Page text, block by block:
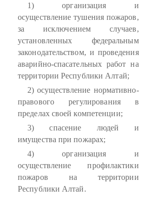
1) организация и
осуществление тушения пожаров,
за исключением случаев,
установленных федеральным
законодательством, и проведения
аварийно-спасательных работ на
территории Республики Алтай;
2) осуществление нормативно-
правового регулирования в
пределах своей компетенции;
3) спасение людей и
имущества при пожарах;
4) организация и
осуществление профилактики
пожаров на территории
Республики Алтай.